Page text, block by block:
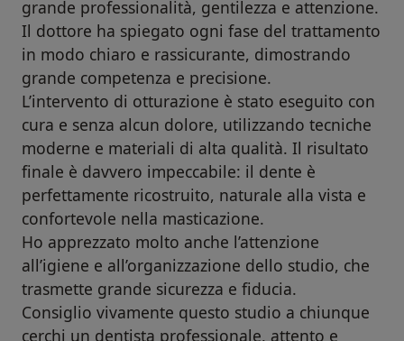
grande professionalità, gentilezza e attenzione.
Il dottore ha spiegato ogni fase del trattamento
in modo chiaro e rassicurante, dimostrando
grande competenza e precisione.
L’intervento di otturazione è stato eseguito con
cura e senza alcun dolore, utilizzando tecniche
moderne e materiali di alta qualità. Il risultato
finale è davvero impeccabile: il dente è
perfettamente ricostruito, naturale alla vista e
confortevole nella masticazione.
Ho apprezzato molto anche l’attenzione
all’igiene e all’organizzazione dello studio, che
trasmette grande sicurezza e fiducia.
Consiglio vivamente questo studio a chiunque
cerchi un dentista professionale, attento e